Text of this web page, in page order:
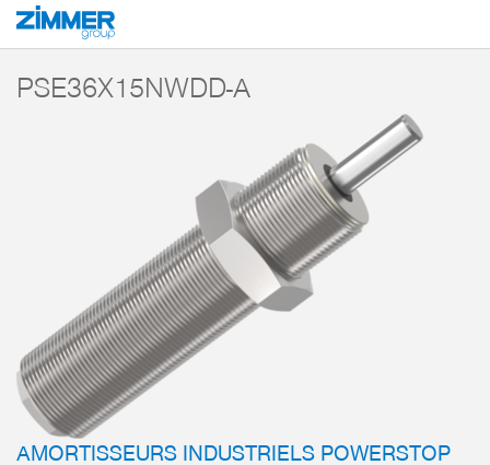
Démarrage Produits
PSE36X15NWDD-A
AMORTISSEURS INDUSTRIELS POWERSTOP